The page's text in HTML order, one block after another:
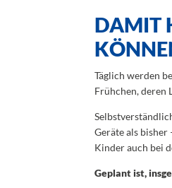
DAMIT
Täglich werden
Frühchen, deren
Geräte als bisher
Kinder auch bei
Geplant ist,